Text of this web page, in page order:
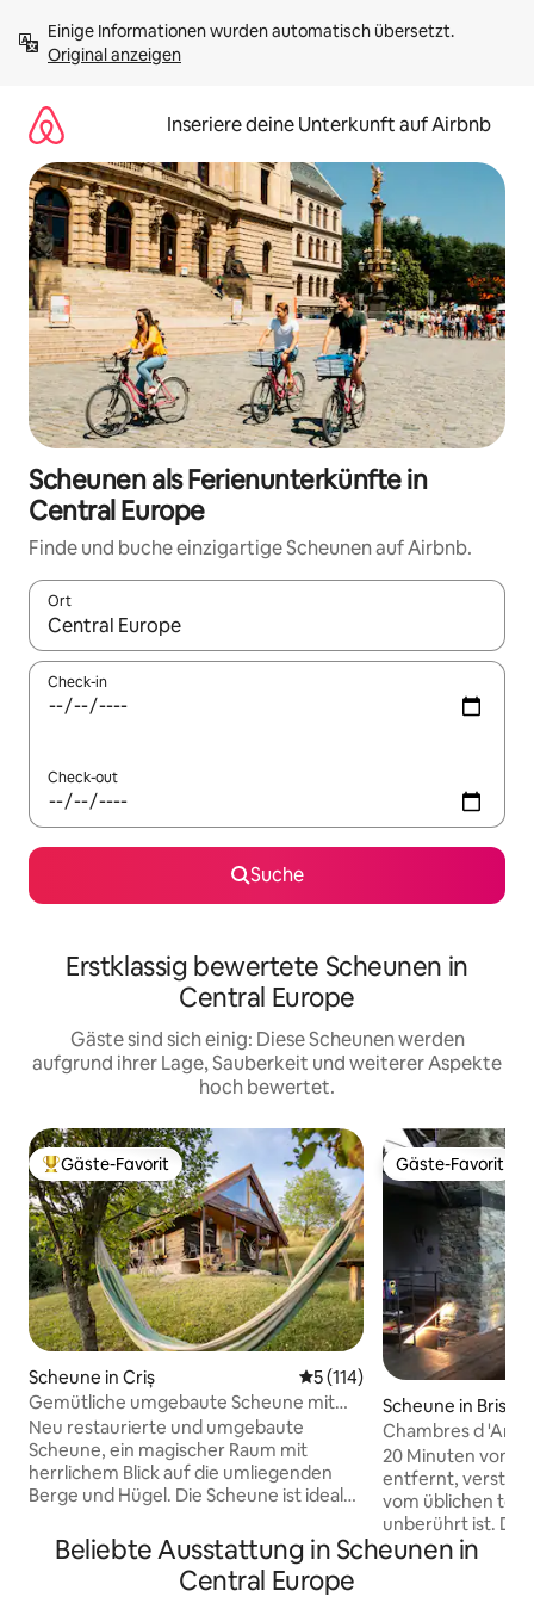
Inhalten
springenOriginal anzeigen
Inseriere deine Unterkunft auf Airbnb
Scheunen als Ferienunterkünfte in
Central Europe
Finde und buche einzigartige Scheunen auf Airbnb.
Ort
Wenn Ergebnisse verfügbar sind, navigiere mit den
Check-in
Check-out
Suche
Erstklassig bewertete Scheunen in
Central Europe
Gäste sind sich einig: Diese Scheunen werden
aufgrund ihrer Lage, Sauberkeit und weiterer Aspekte
hoch bewertet.
Beliebter Gäste-Favorit.
Gäste-Favorit
Scheune in Criș Durchschnittliche
5 (114)
Gemütliche umgebaute Scheune mit
Kamin; Naturrefugium
Neu restaurierte und umgebaute
Scheune, ein magischer Raum mit
herrlichem Blick auf die umliegenden
Berge und Hügel. Die Scheune ist ideal
maximal 5 Personen, mit einem
Doppelbett, einem Einzelbett und einem
Schlafsofa (der Zugang zum Schlafraum
Gäste-Favorit
Gäste-Favorit
Scheune in
Chambres d
20 Minuten von
entfernt,
vom üblichen
unberührt ist.
kein anderer und
Beliebte Ausstattung in Scheunen in
Central Europe